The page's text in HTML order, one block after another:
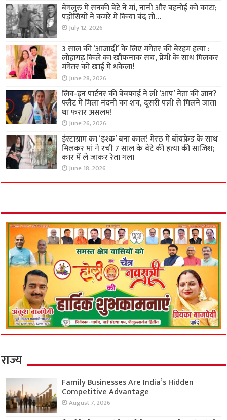
बेंगलुरु में सनकी बेटे ने मां, नानी और बहनोई को काटा;
पड़ोसियों ने कमरे में किया बंद तो…
July 12, 2026
3 साल की ‘आजादी’ के लिए मंगेतर की बेरहम हत्या :
लोहागढ़ किले का खौफनाक सच, प्रेमी के साथ मिलकर
मंगेतर को खाई में धकेला!
June 28, 2026
लिव-इन पार्टनर की बेवफाई ने ली ‘आप’ नेता की जान?
फ्लैट में मिला नंदनी का शव, दूसरी पत्नी से मिलने जाता
था फरार असलम!
June 26, 2026
इंस्टाग्राम का ‘इश्क’ बना काल! मेरठ में बॉयफ्रेंड के साथ
मिलकर मां ने रची 7 साल के बेटे की हत्या की साजिश;
कार में ले जाकर रेता गला
June 18, 2026
राज्य
Family Businesses Are India’s Hidden
Competitive Advantage
August 7, 2026